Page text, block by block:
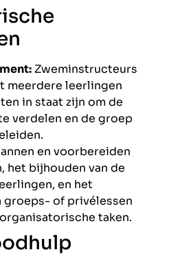
Zweminstructeurs
meerdere leerlingen
in staat zijn om de
verdelen en de groep
en voorbereiden
het bijhouden van de
en het
groeps- of privélessen
taken.